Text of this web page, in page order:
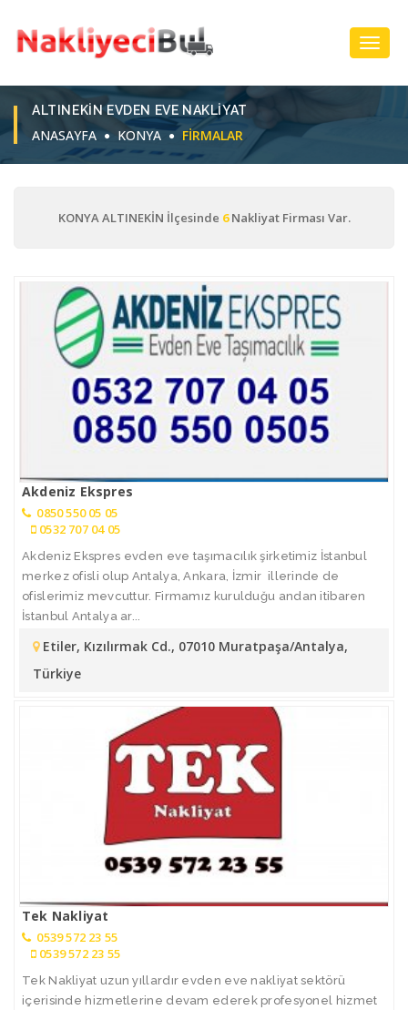
ALTINEKIN EVDEN EVE NAKLIYAT
ANASAYFA KONYA FIRMALAR
KONYA ALTINEKİN İlçesinde 6Nakliyat Firması Var.
Akdeniz Ekspres
0850 550 05 05
0532 707 04 05
Akdeniz Ekspres evden eve taşımacılık şirketimiz İstanbul
merkez ofisli olup Antalya, Ankara, İzmir illerinde de
ofislerimiz mevcuttur. Firmamız kurulduğu andan itibaren
İstanbul Antalya ar...
Etiler, Kızılırmak Cd., 07010 Muratpaşa/Antalya,
Türkiye
Tek Nakliyat
0539 572 23 55
0539 572 23 55
Tek Nakliyat uzun yıllardır evden eve nakliyat sektörü
içerisinde hizmetlerine devam ederek profesyonel hizmet